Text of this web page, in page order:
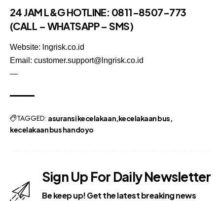
24 JAM L&G HOTLINE: 0811-8507-773
(CALL – WHATSAPP – SMS)
Website: lngrisk.co.id
Email: customer.support@lngrisk.co.id
—
TAGGED: asuransi kecelakaan kecelakaan bus
kecelakaan bus handoyo
Sign Up For Daily Newsletter
Be keep up! Get the latest breaking news